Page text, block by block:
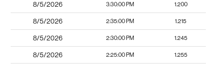
8/5/2026 3:30:00 PM 1.200
8/5/2026 2:35:00 PM 1.215
8/5/2026 2:30:00 PM 1.245
8/5/2026 2:25:00 PM 1.255